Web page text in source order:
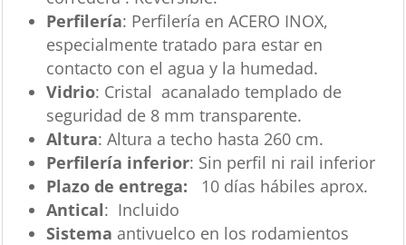
Perfilería: Perfilería en ACERO INOX,
especialmente tratado para estar en
contacto con el agua y la humedad.
Vidrio: Cristal acanalado templado de
seguridad de 8 mm transparente.
Altura: Altura a techo hasta 260 cm.
Perfilería inferior: Sin perfil ni rail inferior
Plazo de entrega: 10 días hábiles aprox.
Antical: Incluido
Sistema antivuelco en los rodamientos